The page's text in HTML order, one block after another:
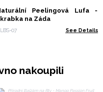
Peelingová Lufa -
na Záda
07 See Details
nakoupili